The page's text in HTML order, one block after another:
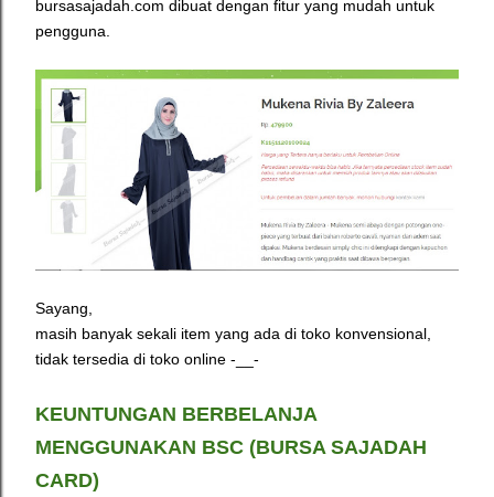
bursasajadah.com dibuat dengan fitur yang mudah untuk
pengguna.
Sayang,
masih banyak sekali item yang ada di toko konvensional,
tidak tersedia di toko online -__-
KEUNTUNGAN BERBELANJA
MENGGUNAKAN BSC (BURSA SAJADAH
CARD)